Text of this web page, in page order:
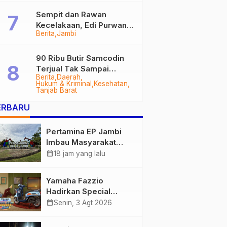
Berita Jambi
Sempit dan Rawan
Kecelakaan, Edi Purwanto
Targetkan Jalan Lintas
2028
Berita Daerah
Hukum & Kriminal
Kesehatan
Tanjab Barat
90 Ribu Butir Samcodin
Terjual Tak Sampai
Setahun, Indra Safari
Desak Audit Menyeluruh
Pertamina EP Jambi
Imbau Masyarakat
Tidak Beraktivitas di
Bersama
calendar_month18 jam yang lalu
Yamaha Fazzio
Hadirkan Special
Edition Sunset Blue,
calendar_monthSenin, 3 Agt 2026